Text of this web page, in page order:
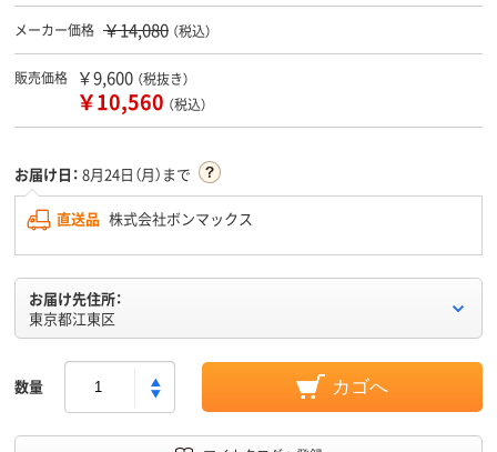
メーカー価格 ￥14,080 （税込）
販売価格 ￥9,600 （税抜き）
￥10,560 （税込）
お届け日： 8月24日（月）まで
直送品 株式会社ボンマックス
お届け先住所：
東京都江東区
数量 カゴへ